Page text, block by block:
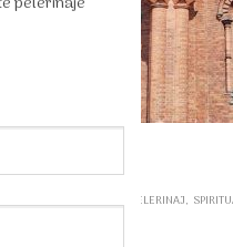
CIRCUIT CULTURAL PELERINAJ